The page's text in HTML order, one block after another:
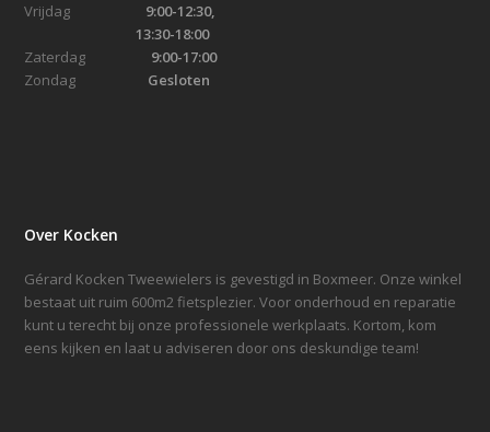
Vrijdag 9:00-12:30,
13:30-18:00
Zaterdag 9:00-17:00
Zondag Gesloten
Over Kocken
Gérard Kocken Tweewielers is gevestigd in Boxmeer. Onze winkel
bestaat uit ruim 600m2 fietsplezier. Voor onderhoud en reparatie
kunt u terecht bij onze professionele werkplaats. Kortom, kom
eens kijken en laat u adviseren door ons deskundige team!